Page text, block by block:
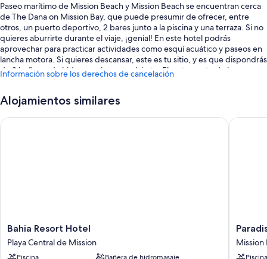
Paseo marítimo de Mission Beach y Mission Beach se encuentran cerca
de The Dana on Mission Bay, que puede presumir de ofrecer, entre
otros, un puerto deportivo, 2 bares junto a la piscina y una terraza. Si no
quieres aburrirte durante el viaje, ¡genial! En este hotel podrás
aprovechar para practicar actividades como esquí acuático y paseos en
lancha motora. Si quieres descansar, este es tu sitio, y es que dispondrás
de 2 bañeras de hidromasaje para relajarte. El restaurante de las
piscina. Disfruta del gimnasio y de otras actividades como, por ejemplo,
un brasero de jardín, un jardín y servicio de tintorería.
Una sala de ordenadores, motos de agua en las instalaciones y un
servicio de recepción las 24 horas
Los huéspedes hablan muy bien de aspectos como el hecho de que
Información sobre los derechos de cancelación
Alojamientos similares
Bahia
Resort
Hotel
Bahia Resort Hotel
Playa Central de Mission
Bahia Resort Hotel
Paradise
Point
Resort
Mission